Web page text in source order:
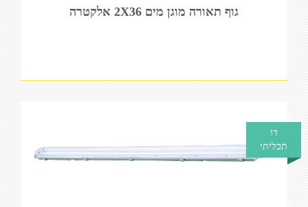
גוף תאורה מוגן מים 2X36 אלקטרה
דו
תכליתי